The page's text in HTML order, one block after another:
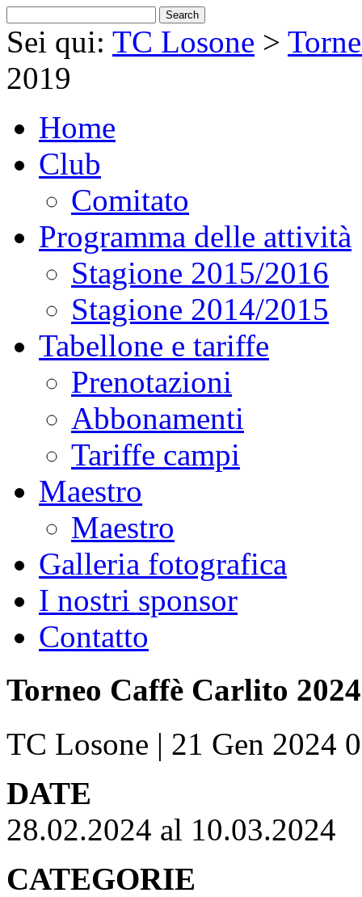
Sei qui: TC Losone >
2019
Home
Club
Comitato
Programma delle attività
Stagione 2015/2016
Stagione 2014/2015
Tabellone e tariffe
Prenotazioni
Abbonamenti
Tariffe campi
Maestro
Maestro
Galleria fotografica
I nostri sponsor
Contatto
Torneo Caffè Carlito 2024
TC Losone | 21 Gen 2024
DATE
28.02.2024 al 10.03.2024
CATEGORIE